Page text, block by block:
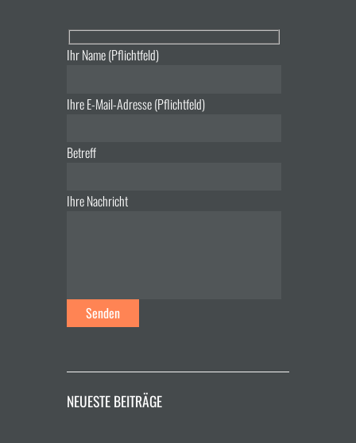
Ihr Name (Pflichtfeld)
Ihre E-Mail-Adresse (Pflichtfeld)
Betreff
Ihre Nachricht
NEUESTE BEITRÄGE